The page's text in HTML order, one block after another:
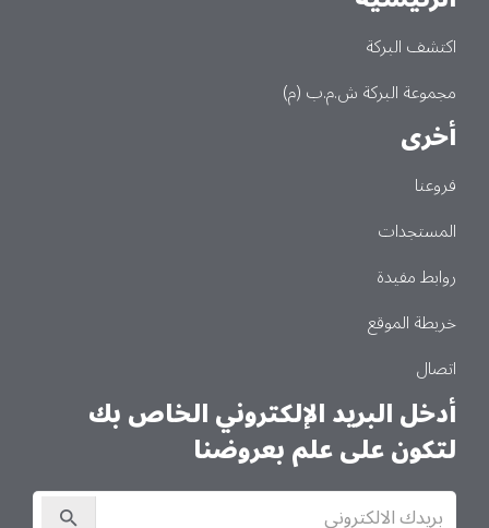
Main
اكتشف البركة
مجموعة البركة ش.م.ب (م)
أخرى
فروعنا
المستجدات
روابط مفيدة
خريطة الموقع
اتصال
أدخل البريد الإلكتروني الخاص بك
لتكون على علم بعروضنا
الاشتراك